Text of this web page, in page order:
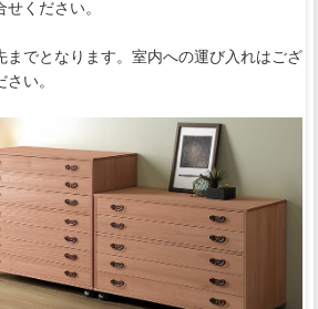
ください。
でとなります。室内への運び入れはござ
い。